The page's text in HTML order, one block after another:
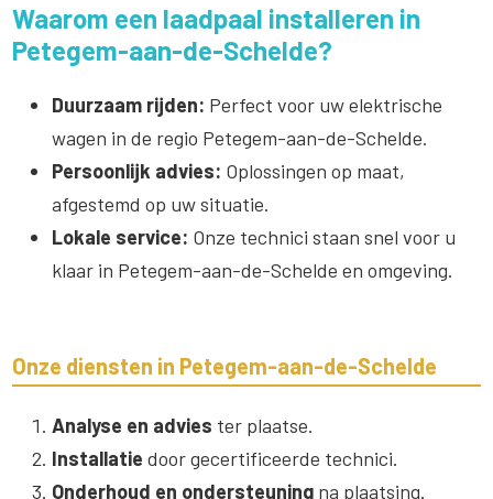
Waarom een laadpaal installeren in
Petegem-aan-de-Schelde?
Duurzaam rijden: Perfect voor uw elektrische
wagen in de regio Petegem-aan-de-Schelde.
Persoonlijk advies: Oplossingen op maat,
afgestemd op uw situatie.
Lokale service: Onze technici staan snel voor u
klaar in Petegem-aan-de-Schelde en omgeving.
Onze diensten in Petegem-aan-de-Schelde
Analyse en advies ter plaatse.
Installatie door gecertificeerde technici.
Onderhoud en ondersteuning na plaatsing.